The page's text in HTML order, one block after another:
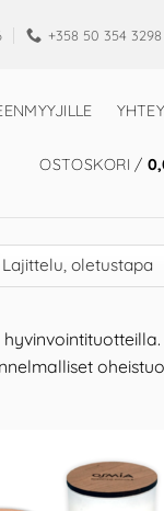
+358 50 354 3298
OSTOSKORI /